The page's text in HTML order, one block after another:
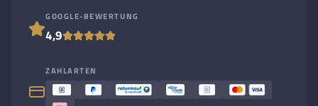
GOOGLE-BEWERTUNG
4,9
ZAHLARTEN